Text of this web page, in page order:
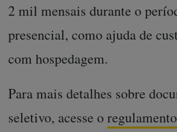
2 mil mensais durante o
presencial, como ajuda de
com hospedagem.
Para mais detalhes sobre
seletivo, acesse o